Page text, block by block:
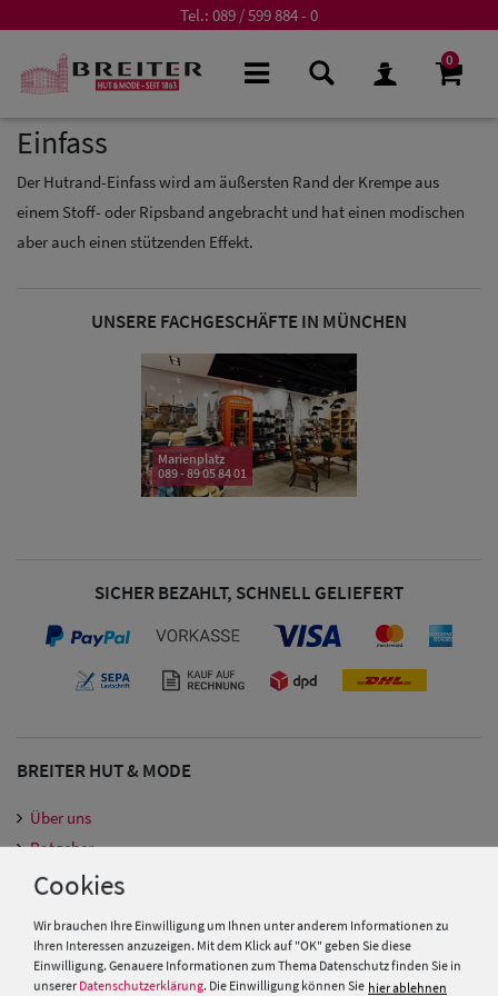
Tel.: 089 / 599 884 - 0
0
Herren Caps
Einfass
Der Hutrand-Einfass wird am äußersten Rand der Krempe aus
einem Stoff- oder Ripsband angebracht und hat einen modischen
aber auch einen stützenden Effekt.
UNSERE FACHGESCHÄFTE IN MÜNCHEN
Marienplatz
089 - 89 05 84 01
SICHER BEZAHLT, SCHNELL GELIEFERT
BREITER HUT & MODE
Über uns
Ratgeber
Hutmacher Kurs
Vereins & Großbestellungen
Fachgeschäfte
Cookies
Wir brauchen Ihre Einwilligung um Ihnen unter anderem Informationen zu
Ihren Interessen anzuzeigen. Mit dem Klick auf "OK" geben Sie diese
Einwilligung. Genauere Informationen zum Thema Datenschutz finden Sie in
unsererDatenschutzerklärung. Die Einwilligung können Sie hier ablehnen